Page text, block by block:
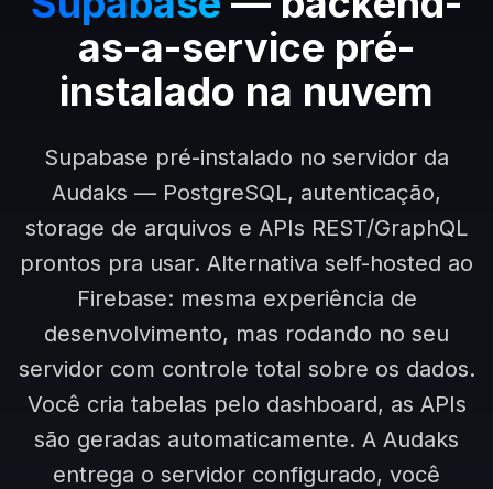
Audaks
Seja
Sobre
Falar
as-a-service pré-
instalado na nuvem
Supabase pré-instalado no servidor da
Audaks — PostgreSQL, autenticação,
storage de arquivos e APIs REST/GraphQL
prontos pra usar. Alternativa self-hosted ao
Firebase: mesma experiência de
desenvolvimento, mas rodando no seu
servidor com controle total sobre os dados.
Você cria tabelas pelo dashboard, as APIs
são geradas automaticamente. A Audaks
entrega o servidor configurado, você